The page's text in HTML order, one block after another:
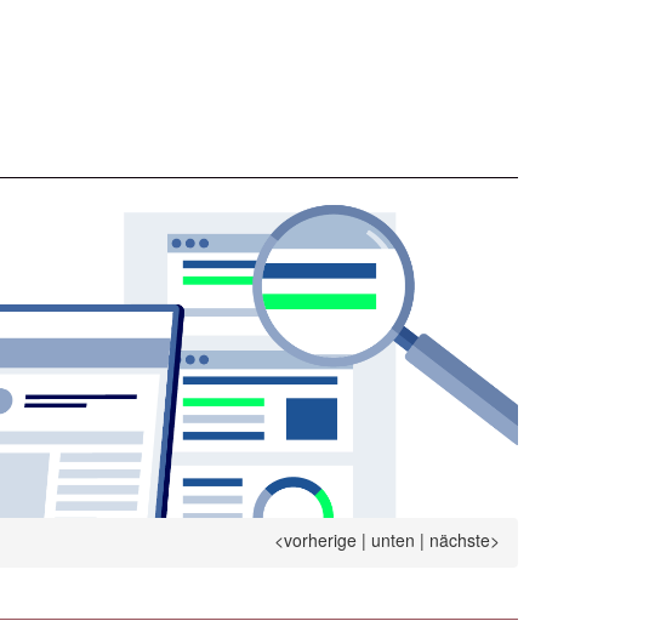
<vorherige | unten | nächste>